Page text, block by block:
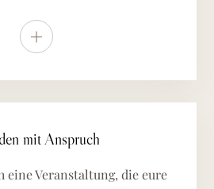
Weitere Details anzeigen
mit Anspruch
eine Veranstaltung, die eure